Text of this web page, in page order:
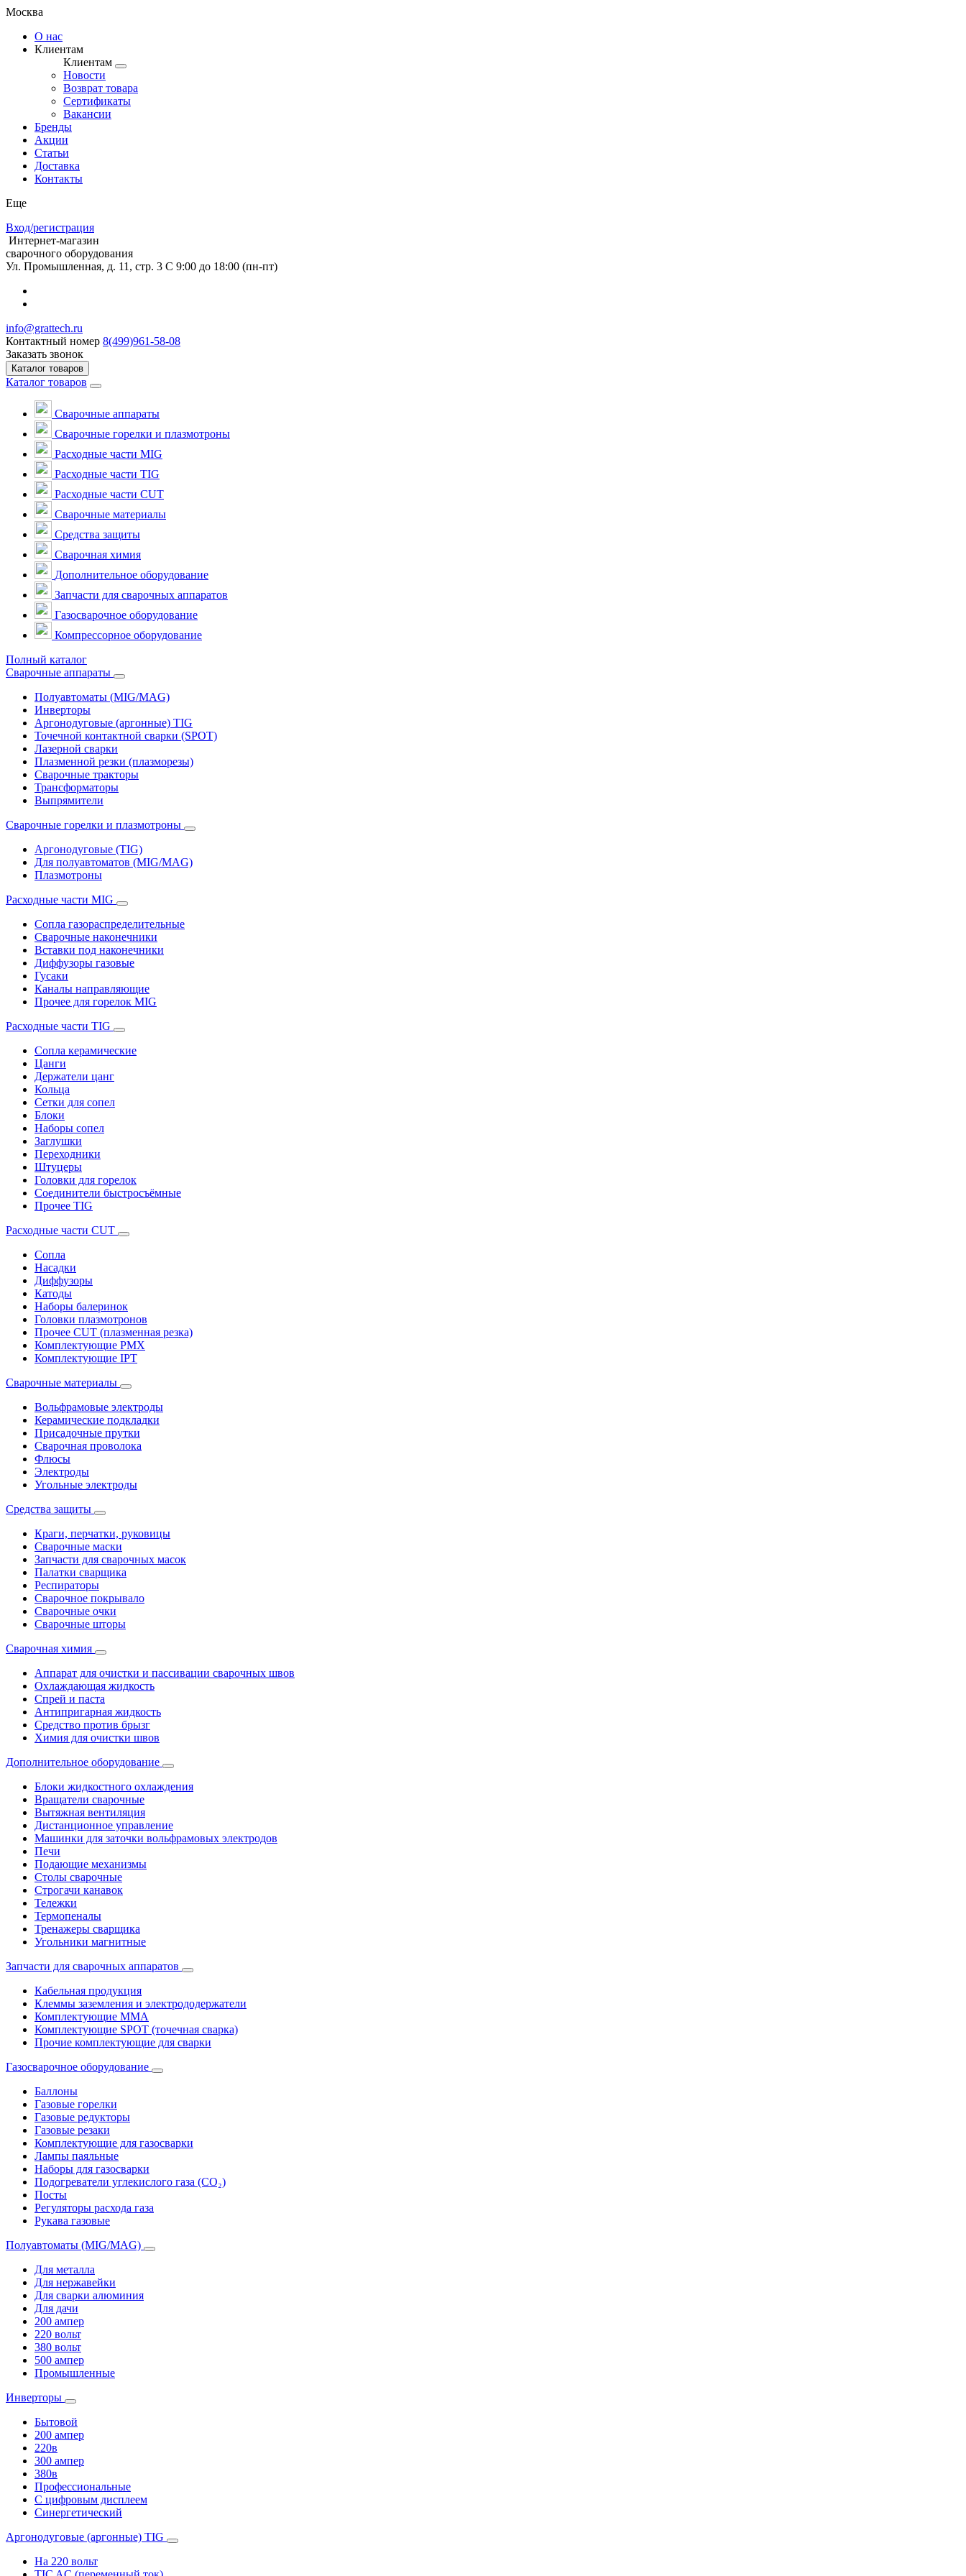
Москва
О нас
Клиентам
Клиентам
Новости
Возврат товара
Сертификаты
Вакансии
Бренды
Акции
Статьи
Доставка
Контакты
Еще
Вход/регистрация
Интернет-магазин
сварочного оборудования
Ул. Промышленная, д. 11, стр. 3 C 9:00 до 18:00 (пн-пт)
info@grattech.ru
Контактный номер 8(499)961-58-08
Заказать звонок
Каталог товаров
Каталог товаров
Сварочные аппараты
Cварочные горелки и плазмотроны
Расходные части MIG
Расходные части TIG
Расходные части CUT
Сварочные материалы
Средства защиты
Сварочная химия
Дополнительное оборудование
Запчасти для сварочных аппаратов
Газосварочное оборудование
Компрессорное оборудование
Полный каталог
Сварочные аппараты
Полуавтоматы (MIG/MAG)
Инверторы
Аргонодуговые (аргонные) TIG
Точечной контактной сварки (SPOT)
Лазерной сварки
Плазменной резки (плазморезы)
Сварочные тракторы
Трансформаторы
Выпрямители
Cварочные горелки и плазмотроны
Аргонодуговые (TIG)
Для полуавтоматов (MIG/MAG)
Плазмотроны
Расходные части MIG
Сопла газораспределительные
Сварочные наконечники
Вставки под наконечники
Диффузоры газовые
Гусаки
Каналы направляющие
Прочее для горелок MIG
Расходные части TIG
Сопла керамические
Цанги
Держатели цанг
Кольца
Сетки для сопел
Блоки
Наборы сопел
Заглушки
Переходники
Штуцеры
Головки для горелок
Соединители быстросъёмные
Прочее TIG
Расходные части CUT
Сопла
Насадки
Диффузоры
Катоды
Наборы балеринок
Головки плазмотронов
Прочее CUT (плазменная резка)
Комплектующие PMX
Комплектующие IPT
Сварочные материалы
Вольфрамовые электроды
Керамические подкладки
Присадочные прутки
Сварочная проволока
Флюсы
Электроды
Угольные электроды
Средства защиты
Краги, перчатки, руковицы
Сварочные маски
Запчасти для сварочных масок
Палатки сварщика
Респираторы
Сварочное покрывало
Сварочные очки
Сварочные шторы
Сварочная химия
Аппарат для очистки и пассивации сварочных швов
Охлаждающая жидкость
Спрей и паста
Антипригарная жидкость
Средство против брызг
Химия для очистки швов
Дополнительное оборудование
Блоки жидкостного охлаждения
Вращатели сварочные
Вытяжная вентиляция
Дистанционное управление
Машинки для заточки вольфрамовых электродов
Печи
Подающие механизмы
Столы сварочные
Строгачи канавок
Тележки
Термопеналы
Тренажеры сварщика
Угольники магнитные
Запчасти для сварочных аппаратов
Кабельная продукция
Клеммы заземления и электрододержатели
Комплектующие ММА
Комплектующие SPOT (точечная сварка)
Прочие комплектующие для сварки
Газосварочное оборудование
Баллоны
Газовые горелки
Газовые редукторы
Газовые резаки
Комплектующие для газосварки
Лампы паяльные
Наборы для газосварки
Подогреватели углекислого газа (CO₂)
Посты
Регуляторы расхода газа
Рукава газовые
Полуавтоматы (MIG/MAG)
Для металла
Для нержавейки
Для сварки алюминия
Для дачи
200 ампер
220 вольт
380 вольт
500 ампер
Промышленные
Инверторы
Бытовой
200 ампер
220в
300 ампер
380в
Профессиональные
С цифровым дисплеем
Синергетический
Аргонодуговые (аргонные) TIG
На 220 вольт